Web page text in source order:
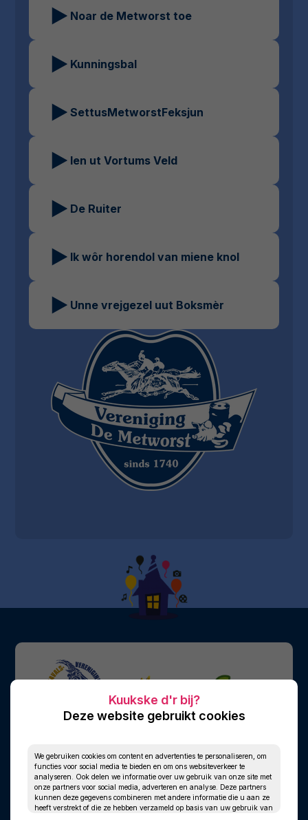
Noar de Metworst toe
Kunningsbal
SettusMetworstFeksjun
Ien ut Vortums Veld
De Ruiter
Ik wôr horendol van miene knol
Unne vrejgezel uut Boksmèr
Deze website gebruikt cookies
We gebruiken cookies om content en advertenties te personaliseren, om
functies voor social media te bieden en om ons websiteverkeer te
analyseren. Ook delen we informatie over uw gebruik van onze site met
onze partners voor social media, adverteren en analyse. Deze partners
kunnen deze gegevens combineren met andere informatie die u aan ze
heeft verstrekt of die ze hebben verzameld op basis van uw gebruik van